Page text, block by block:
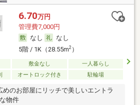
6.70万円
管理費7,000円
なし
なし
5階 / 1K（28.55m2）
敷金なし
一人暮らし
オートロック付き 駐輪場
のお部屋にリッチで美しいエントラ
物件